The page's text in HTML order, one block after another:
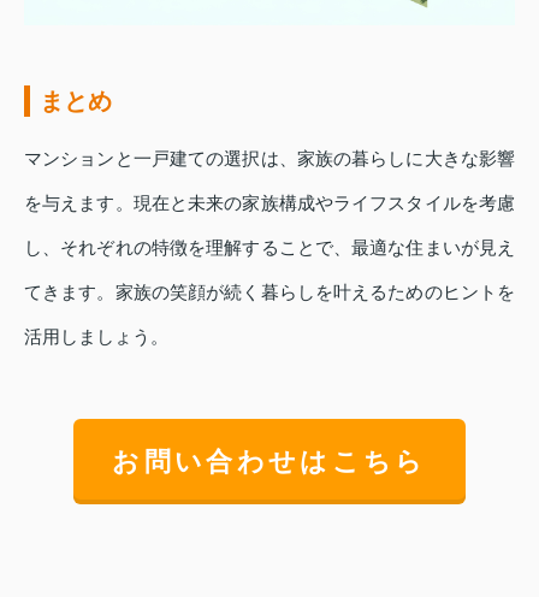
まとめ
マンションと一戸建ての選択は、家族の暮らしに大きな影響
を与えます。現在と未来の家族構成やライフスタイルを考慮
し、それぞれの特徴を理解することで、最適な住まいが見え
てきます。家族の笑顔が続く暮らしを叶えるためのヒントを
活用しましょう。
お問い合わせはこちら